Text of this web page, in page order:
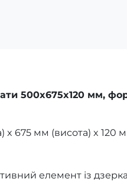
500x675x120 мм,
675 мм (висота) x 120
елемент із